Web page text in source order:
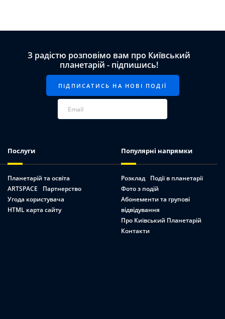
З радістю розповімо вам про Київський
планетарій - підпишись!
Послуги
Планетарій та освіта
ARTSPACE
Партнерство
Угода користувача
HTML карта сайту
Популярні напрямки
Розклад
Події в планетарії
Фото з подій
Абонементи та групові
відвідування
Про Київський Планетарій
Контакти